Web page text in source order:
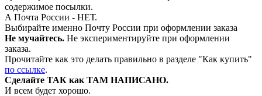
содержимое посылки.
А Почта России - НЕТ.
Выбирайте именно Почту России при оформлении заказа
Не мучайтесь. Не экспериментируйте при оформлении
заказа.
Прочитайте как это делать правильно в разделе "Как купить"
по ссылке.
Сделайте ТАК как ТАМ НАПИСАНО.
И всем будет хорошо.